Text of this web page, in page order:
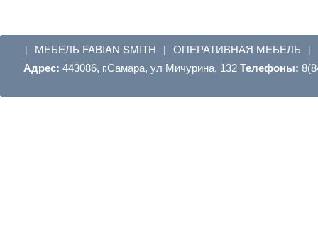
| МЕБЕЛЬ FABIAN SMITH | ОПЕРАТИВНАЯ МЕБЕЛЬ |
Адрес: 443086, г.Самара, ул Мичурина, 132 Телефоны: